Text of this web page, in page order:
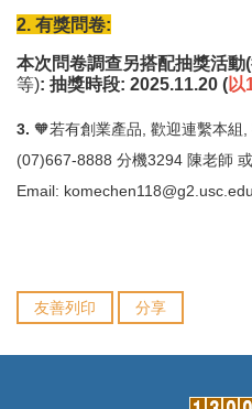
2. 有獎問卷:
本次問卷調查另搭配抽獎活
等): 抽獎時段: 2025.11.20 (以
3. 🧡若有創業產品, 歡迎連繫本組
(07)667-8888 分機3294 陳老師 或
Email:
友善列印 分享